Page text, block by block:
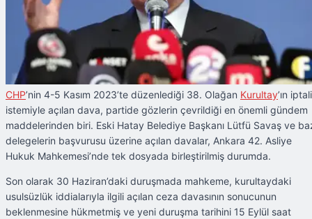
CHP’nin 4-5 Kasım 2023’te düzenlediği 38. Olağan Kurultay’ın iptali
istemiyle açılan dava, partide gözlerin çevrildiği en önemli gündem
maddelerinden biri. Eski Hatay Belediye Başkanı Lütfü Savaş ve
delegelerin başvurusu üzerine açılan davalar, Ankara 42. Asliye
Hukuk Mahkemesi’nde tek dosyada birleştirilmiş durumda.
Son olarak 30 Haziran’daki duruşmada mahkeme, kurultaydaki
usulsüzlük iddialarıyla ilgili açılan ceza davasının sonucunun
beklenmesine hükmetmiş ve yeni duruşma tarihini 15 Eylül saat